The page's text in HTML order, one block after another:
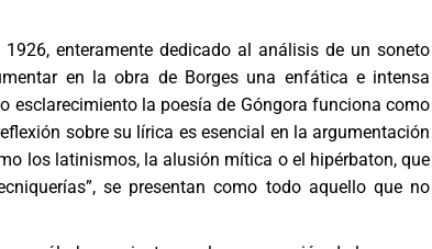
enteramente dedicado al análisis de un soneto
en la obra de Borges una enfática e intensa
esclarecimiento la poesía de Góngora funciona como
sobre su lírica es esencial en la argumentación
los latinismos, la alusión mítica o el hipérbaton, que
se presentan como todo aquello que no